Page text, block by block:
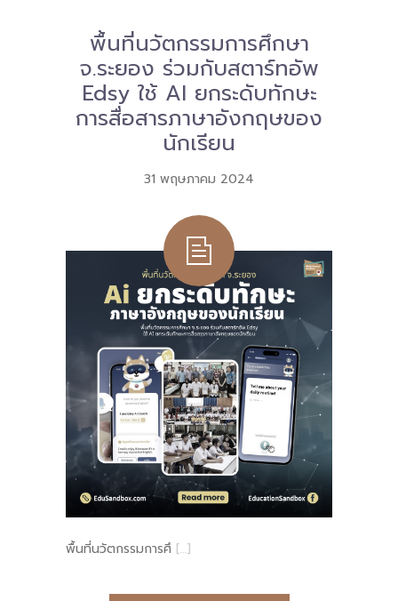
พื้นที่นวัตกรรมการศึกษา
จ.ระยอง ร่วมกับสตาร์ทอัพ
Edsy ใช้ AI ยกระดับทักษะ
การสื่อสารภาษาอังกฤษของ
นักเรียน
31 พฤษภาคม 2024
พื้นที่นวัตกรรมการศึ […]